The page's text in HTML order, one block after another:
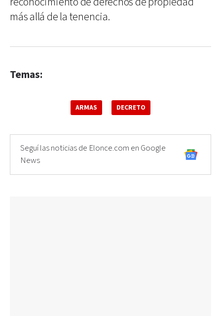
más allá de la tenencia.
Temas:
ARMAS DECRETO
Seguí las noticias de Elonce.com en Google
News